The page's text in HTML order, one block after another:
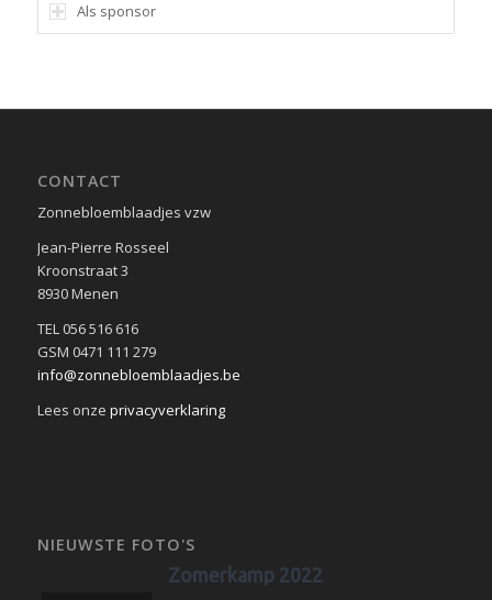
Als sponsor
CONTACT
Zonnebloemblaadjes vzw
Jean-Pierre Rosseel
Kroonstraat 3
8930 Menen
TEL 056 516 616
GSM 0471 111 279
info@zonnebloemblaadjes.be
Lees onze privacyverklaring
NIEUWSTE FOTO'S
Zomerkamp 2022